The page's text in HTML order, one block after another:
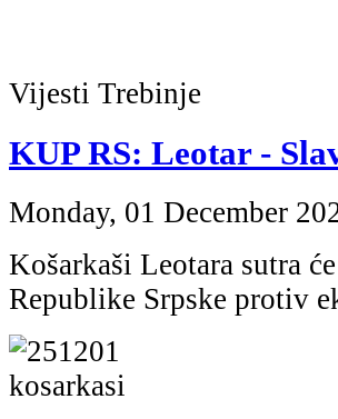
Vijesti Trebinje
KUP RS: Leotar -
Monday, 01 December
Košarkaši Leotara sutra
Republike Srpske protiv